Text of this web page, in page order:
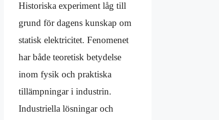
Historiska experiment låg till
grund för dagens kunskap om
statisk elektricitet. Fenomenet
har både teoretisk betydelse
inom fysik och praktiska
tillämpningar i industrin.
Industriella lösningar och